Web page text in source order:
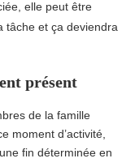
elle peut être
tâche et ça deviendra
présent
de la famille
moment d’activité,
fin déterminée en